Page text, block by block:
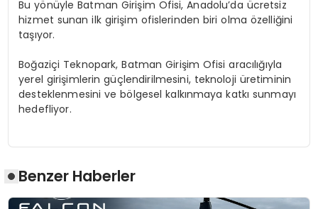
Bu yönüyle Batman Girişim Ofisi, Anadolu’da ücretsiz
hizmet sunan ilk girişim ofislerinden biri olma özelliğini
taşıyor.
Boğaziçi Teknopark, Batman Girişim Ofisi aracılığıyla
yerel girişimlerin güçlendirilmesini, teknoloji üretiminin
desteklenmesini ve bölgesel kalkınmaya katkı sunmayı
hedefliyor.
Benzer Haberler